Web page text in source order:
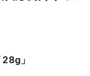
」